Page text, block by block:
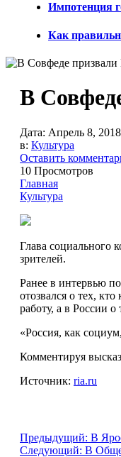
Импотенция
Как
В
Дата: Апрель 8,
в: Культура
Оставить
10 Просмотров
Главная
Культура
Глава социального
зрителей.
Ранее в интервью
отозвался о тех,
работу, а в России
«Россия, как
Комментируя
Источник: ria.ru
Предыдущий: В
Следующий: В